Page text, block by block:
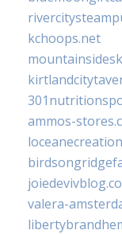
kchoops.net
ammos-
valera-